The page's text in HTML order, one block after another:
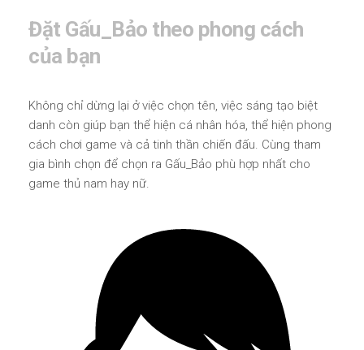
Đặt Gấu_Bảo theo phong cách
của bạn
Không chỉ dừng lại ở việc chọn tên, việc sáng tạo biệt
danh còn giúp bạn thể hiện cá nhân hóa, thể hiện phong
cách chơi game và cả tinh thần chiến đấu. Cùng tham
gia bình chọn để chọn ra Gấu_Bảo phù hợp nhất cho
game thủ nam hay nữ.